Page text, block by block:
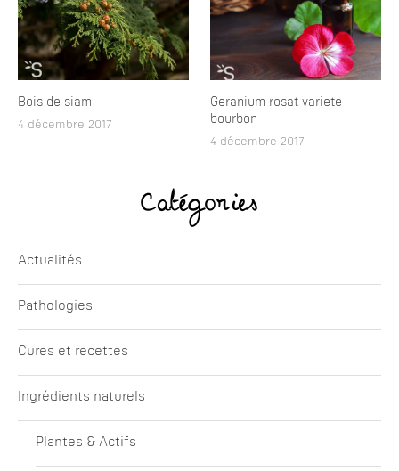
Bois de siam
4 décembre 2017
Geranium rosat variete
bourbon
4 décembre 2017
Catégories
Actualités
Pathologies
Cures et recettes
Ingrédients naturels
Plantes & Actifs